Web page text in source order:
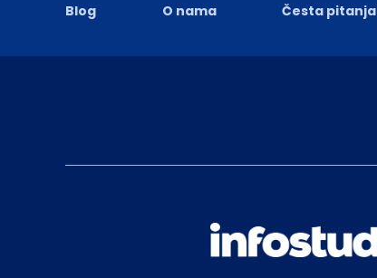
Blog O nama Česta pitanja